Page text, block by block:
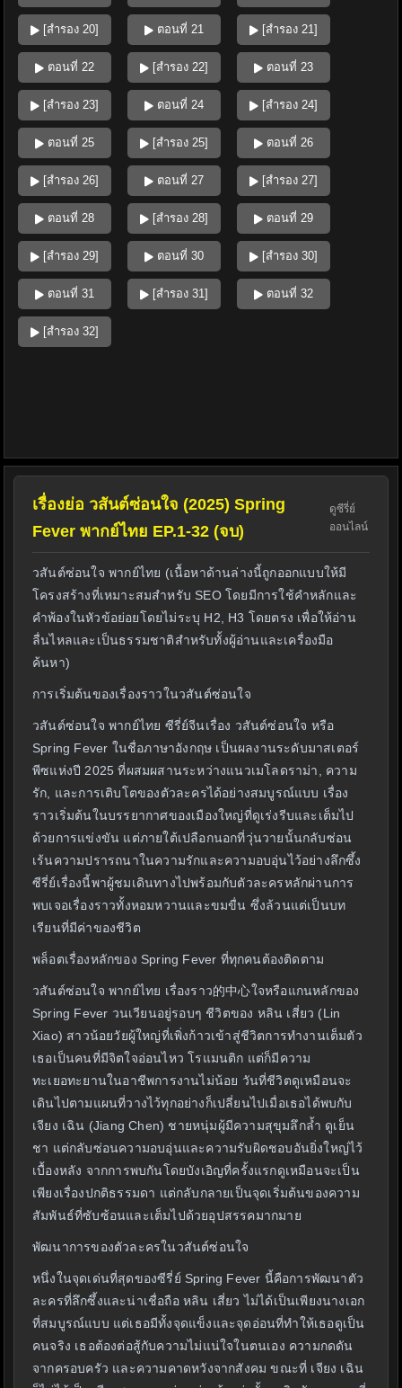
[สำรอง 20] ตอนที่ 21 [สำรอง 21]
ตอนที่ 22 [สำรอง 22] ตอนที่ 23
[สำรอง 23] ตอนที่ 24 [สำรอง 24]
ตอนที่ 25 [สำรอง 25] ตอนที่ 26
[สำรอง 26] ตอนที่ 27 [สำรอง 27]
ตอนที่ 28 [สำรอง 28] ตอนที่ 29
[สำรอง 29] ตอนที่ 30 [สำรอง 30]
ตอนที่ 31 [สำรอง 31] ตอนที่ 32
[สำรอง 32]
เรื่องย่อ วสันต์ซ่อนใจ (2025) Spring
Fever พากย์ไทย EP.1-32 (จบ)
ดูซีรี่ย์
ออนไลน์
วสันต์ซ่อนใจ พากย์ไทย (เนื้อหาด้านล่างนี้ถูกออกแบบให้มี
โครงสร้างที่เหมาะสมสำหรับ SEO โดยมีการใช้คำหลักและ
คำพ้องในหัวข้อย่อยโดยไม่ระบุ H2, H3 โดยตรง เพื่อให้อ่าน
ลื่นไหลและเป็นธรรมชาติสำหรับทั้งผู้อ่านและเครื่องมือ
ค้นหา)
การเริ่มต้นของเรื่องราวในวสันต์ซ่อนใจ
วสันต์ซ่อนใจ พากย์ไทย ซีรี่ย์จีนเรื่อง วสันต์ซ่อนใจ หรือ
Spring Fever ในชื่อภาษาอังกฤษ เป็นผลงานระดับมาสเตอร์
พีซแห่งปี 2025 ที่ผสมผสานระหว่างแนวเมโลดราม่า, ความ
รัก, และการเติบโตของตัวละครได้อย่างสมบูรณ์แบบ เรื่อง
ราวเริ่มต้นในบรรยากาศของเมืองใหญ่ที่ดูเร่งรีบและเต็มไป
ด้วยการแข่งขัน แต่ภายใต้เปลือกนอกที่วุ่นวายนั้นกลับซ่อน
เร้นความปรารถนาในความรักและความอบอุ่นไว้อย่างลึกซึ้ง
ซีรี่ย์เรื่องนี้พาผู้ชมเดินทางไปพร้อมกับตัวละครหลักผ่านการ
พบเจอเรื่องราวทั้งหอมหวานและขมขื่น ซึ่งล้วนแต่เป็นบท
เรียนที่มีค่าของชีวิต
พล็อตเรื่องหลักของ Spring Fever ที่ทุกคนต้องติดตาม
วสันต์ซ่อนใจ พากย์ไทย เรื่องราว的中心ใจหรือแกนหลักของ
Spring Fever วนเวียนอยู่รอบๆ ชีวิตของ หลิน เสี่ยว (Lin
Xiao) สาวน้อยวัยผู้ใหญ่ที่เพิ่งก้าวเข้าสู่ชีวิตการทำงานเต็มตัว
เธอเป็นคนที่มีจิตใจอ่อนไหว โรแมนติก แต่ก็มีความ
ทะเยอทะยานในอาชีพการงานไม่น้อย วันที่ชีวิตดูเหมือนจะ
เดินไปตามแผนที่วางไว้ทุกอย่างก็เปลี่ยนไปเมื่อเธอได้พบกับ
เจียง เฉิน (Jiang Chen) ชายหนุ่มผู้มีความสุขุมลึกล้ำ ดูเย็น
ชา แต่กลับซ่อนความอบอุ่นและความรับผิดชอบอันยิ่งใหญ่ไว้
เบื้องหลัง จากการพบกันโดยบังเอิญที่ครั้งแรกดูเหมือนจะเป็น
เพียงเรื่องปกติธรรมดา แต่กลับกลายเป็นจุดเริ่มต้นของความ
สัมพันธ์ที่ซับซ้อนและเต็มไปด้วยอุปสรรคมากมาย
พัฒนาการของตัวละครในวสันต์ซ่อนใจ
หนึ่งในจุดเด่นที่สุดของซีรี่ย์ Spring Fever นี้คือการพัฒนาตัว
ละครที่ลึกซึ้งและน่าเชื่อถือ หลิน เสี่ยว ไม่ได้เป็นเพียงนางเอก
ที่สมบูรณ์แบบ แต่เธอมีทั้งจุดแข็งและจุดอ่อนที่ทำให้เธอดูเป็น
คนจริง เธอต้องต่อสู้กับความไม่แน่ใจในตนเอง ความกดดัน
จากครอบครัว และความคาดหวังจากสังคม ขณะที่ เจียง เฉิน